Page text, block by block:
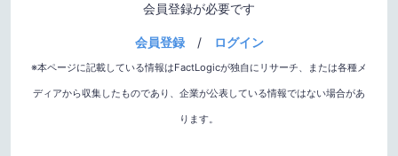
会員登録が必要です
会員登録/ ログイン
※本ページに記載している情報はFactLogicが独自にリサーチ、または各種メ
ディアから収集したものであり、企業が公表している情報ではない場合があ
ります。